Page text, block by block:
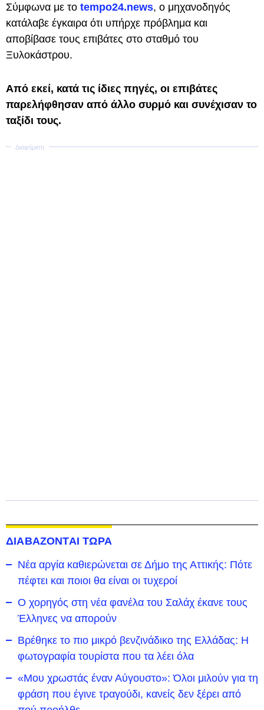
Σύμφωνα με το tempo24.news, ο μηχανοδηγός
κατάλαβε έγκαιρα ότι υπήρχε πρόβλημα και
αποβίβασε τους επιβάτες στο σταθμό του
Ξυλοκάστρου.
Από εκεί, κατά τις ίδιες πηγές, οι επιβάτες
παρελήφθησαν από άλλο συρμό και συνέχισαν το
ταξίδι τους.
ΔΙΑΒΑΖΟΝΤΑΙ ΤΩΡΑ
Νέα αργία καθιερώνεται σε Δήμο της Αττικής: Πότε
πέφτει και ποιοι θα είναι οι τυχεροί
Ο χορηγός στη νέα φανέλα του Σαλάχ έκανε τους
Έλληνες να απορούν
Βρέθηκε το πιο μικρό βενζινάδικο της Ελλάδας: Η
φωτογραφία τουρίστα που τα λέει όλα
«Μου χρωστάς έναν Αύγουστο»: Όλοι μιλούν για τη
φράση που έγινε τραγούδι, κανείς δεν ξέρει από